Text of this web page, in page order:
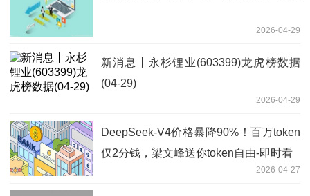
2026-04-29
新消息丨永杉锂业(603399)龙虎榜数据
(04-29)
2026-04-29
DeepSeek-V4价格暴降90%！百万token
仅2分钱，梁文峰送你token自由-即时看
2026-04-27